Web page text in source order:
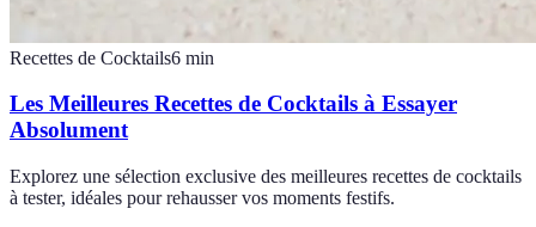
Recettes de Cocktails6 min
Les Meilleures Recettes de Cocktails à Essayer
Absolument
Explorez une sélection exclusive des meilleures recettes de cocktails
à tester, idéales pour rehausser vos moments festifs.